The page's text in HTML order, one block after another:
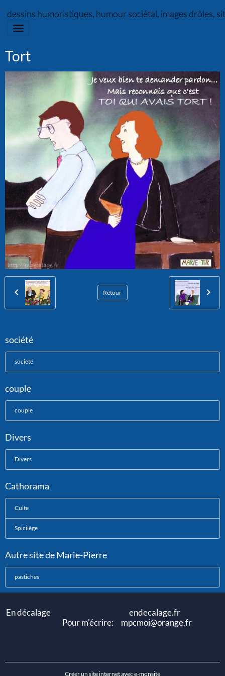
dessins humoristiques, humour sociétal, images drôles,
Tort
Retour
société
société
couple
couple
Divers
Divers
Cathorama
Culte
Spicilège
Autre site de Marie-Pierre
pastiches
En décalage endecalage.fr
Pour m'écrire: mpcmoi@orange.fr
Créer un site internet avec e-monsite